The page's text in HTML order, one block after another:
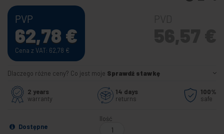
PVP
62,78 €
Cena z VAT: 62,78 €
Dlaczego różne ceny? Co jest moje Sprawdź stawkę
2 years
warranty
14 days
returns
100%
safe
Dostępne
Ilość